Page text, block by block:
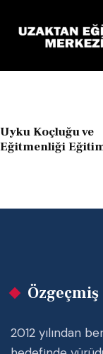
uyku
Uyku Koçluğu ve
Eğitmenliği
Özgeçmiş
2012 yılından